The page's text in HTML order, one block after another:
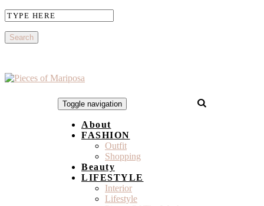
Toggle navigation
About
FASHION
Outfit
Shopping
Beauty
LIFESTYLE
Interior
Lifestyle